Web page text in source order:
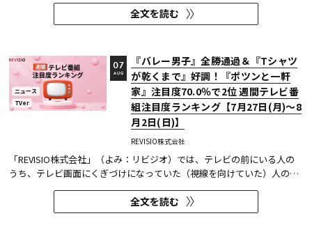
全文を読む
ニュース
TVer
『バレー男子』全勝通過＆『Tシャツ
が乾くまで』好調！『ポツンと一軒
家』注目度70.0％で2位 週間テレビ番
組注目度ランキング【7月27日(月)～8
月2日(日)】
REVISIO株式会社
07
AUG
「REVISIO株式会社」（よみ：リビジオ）では、テレビの前にいる人の
うち、テレビ画面にくぎづけになっていた（視線を向けていた）人の割
合がわかる「注目度」を用いて、「個人全体」ならびにREVISIOで定義
した「コア視聴層（男女13歳～49歳）」のテレビ番組ランキングを公開
している。
全文を読む